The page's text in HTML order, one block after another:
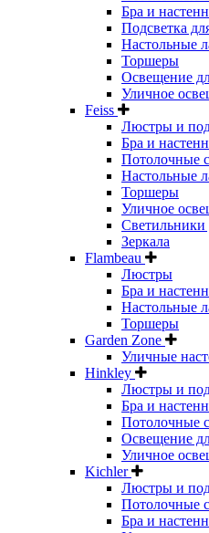
Бра и
Подсветка
Настольные
Торшеры
Освещение
Уличное
Feiss
Люстры и
Бра и
Потолочные
Настольные
Торшеры
Уличное
Светильники
Зеркала
Flambeau
Люстры
Бра и
Настольные
Торшеры
Garden Zone
Уличные
Hinkley
Люстры и
Бра и
Потолочные
Освещение
Уличное
Kichler
Люстры и
Потолочные
Бра и